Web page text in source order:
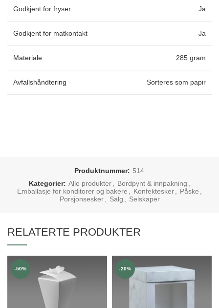
Godkjent for fryser Ja
Godkjent for matkontakt Ja
Materiale 285 gram
Avfallshåndtering Sorteres som papir
Produktnummer: 514
Kategorier: Alle produkter , Bordpynt & innpakning ,
Emballasje for konditorer og bakere , Konfektesker, Påske ,
Porsjonsesker , Salg , Selskaper
RELATERTE PRODUKTER
-50% -20%